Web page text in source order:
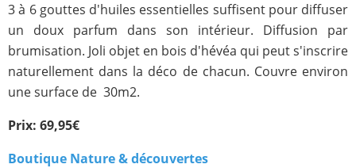
3 à 6 gouttes d'huiles essentielles suffisent pour diffuser
un doux parfum dans son intérieur. Diffusion par
brumisation. Joli objet en bois d'hévéa qui peut s'inscrire
naturellement dans la déco de chacun. Couvre environ
une surface de 30m2.
Prix: 69,95€
Boutique Nature & découvertes